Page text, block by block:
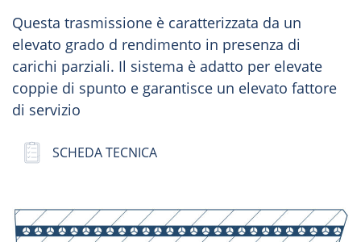
Questa trasmissione è caratterizzata da un
elevato grado d rendimento in presenza di
carichi parziali. Il sistema è adatto per elevate
coppie di spunto e garantisce un elevato fattore
di servizio
SCHEDA TECNICA